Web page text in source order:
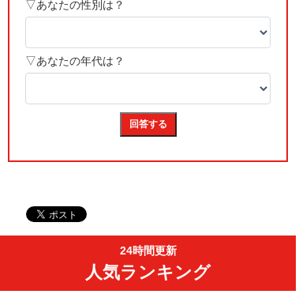
24時間更新
人気ランキング